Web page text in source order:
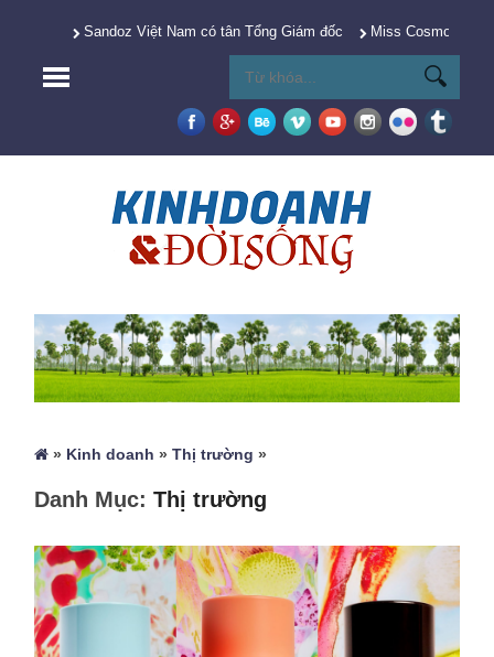
Sandoz Việt Nam có tân Tổng Giám đốc Miss Cosmo 2025
» Kinh doanh »Thị trường »
Danh Mục:Thị trường